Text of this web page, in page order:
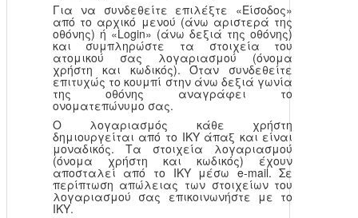
Για να συνδεθείτε επιλέξτε «Είσοδος»
από το αρχικό μενού (άνω αριστερά της
οθόνης) ή «Login» (άνω δεξιά της οθόνης)
και συμπληρώστε τα στοιχεία του
ατομικού σας λογαριασμού (όνομα
χρήστη και κωδικός). Όταν συνδεθείτε
επιτυχώς το κουμπί στην άνω δεξιά γωνία
της οθόνης αναγράφει το
ονοματεπώνυμο σας.
Ο λογαριασμός κάθε χρήστη
δημιουργείται από το ΙΚΥ άπαξ και είναι
μοναδικός. Τα στοιχεία λογαριασμού
(όνομα χρήστη και κωδικός) έχουν
αποσταλεί από το ΙΚΥ μέσω e-mail. Σε
περίπτωση απώλειας των στοιχείων του
λογαριασμού σας επικοινωνήστε με το
ΙΚΥ.